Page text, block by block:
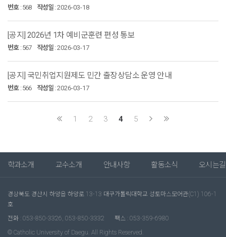
번호:568 작성일 :2026-03-18
[공지] 2026년 1차 예비군훈련 편성 통보
번호:567 작성일 :2026-03-17
[공지] 국민취업지원제도 민간 출장상담소 운영 안내
번호:566 작성일 :2026-03-17
1 2 3 4 5
학과소개 교수소개 안내사항 활동소식 오시는길
경상북도 경산시 하양읍 하양로 13-13 대구가톨릭대학교 성토마스모어관(C1) 106-1
호
전화 : 053-850-3326, 053-850-3332
팩스 : 053-359-6980
© Catholic University of Daegu. All Rights Reserved.